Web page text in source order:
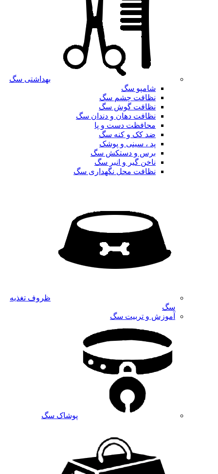
بهداشتی سگ
شامپو سگ
نظافت چشم سگ
نظافت گوش سگ
نظافت دهان و دندان سگ
محافظت دست و پا
ضد کک و کنه سگ
پد ، سینی و پوشک
برس و دستکش سگ
ناخن گیر و انبر سگ
نظافت محل نگهداری سگ
ظروف تغذیه
سگ
آموزش و تربیت سگ
پوشاک سگ